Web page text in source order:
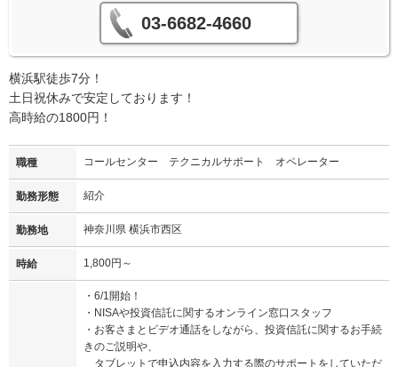
03-6682-4660
横浜駅徒歩7分！
土日祝休みで安定しております！
高時給の1800円！
職種 コールセンター テクニカルサポート オペレーター
勤務形態 紹介
勤務地 神奈川県 横浜市西区
時給 1,800円～
・6/1開始！
・NISAや投資信託に関するオンライン窓口スタッフ
・お客さまとビデオ通話をしながら、投資信託に関するお手続
きのご説明や、
タブレットで申込内容を入力する際のサポートをしていただ